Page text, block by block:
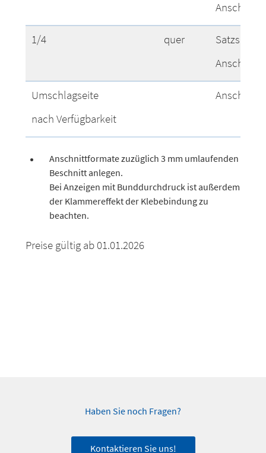
Anschnitt
1/4 quer
Anschnitt
Umschlagseite
nach Verfügbarkeit
Anschnitt
Anschnittformate zuzüglich 3 mm umlaufenden
Beschnitt anlegen.
Bei Anzeigen mit Bunddurchdruck ist außerdem
der Klammereffekt der Klebebindung zu
beachten.
Preise gültig ab 01.01.2026
Haben Sie noch Fragen?
Kontaktieren Sie uns!